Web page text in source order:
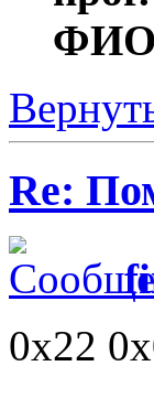
Re:
0x22